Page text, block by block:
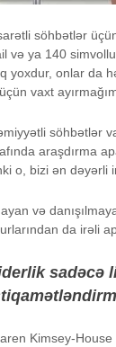
söhbətlər
və ya 140
yoxdur, onlar da
vaxt
söhbətlər
araşdırma
o, bizi ən dəyərli
və
da irəli
sadəcə
Kimsey-